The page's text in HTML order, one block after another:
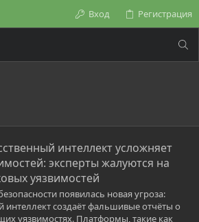
Вход Регистрация
интеллект усложняет
эксперты жалуются на
уязвимостей
появилась новая угроза:
интеллект создаёт фальшивые отчёты о
уязвимостях. Платформы, такие как